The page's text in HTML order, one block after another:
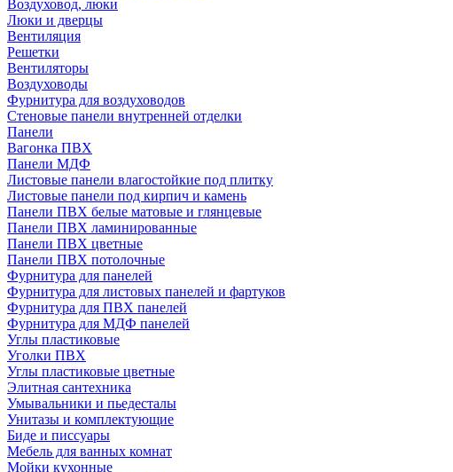
Воздуховод, люки
Люки и дверцы
Вентиляция
Решетки
Вентиляторы
Воздуховоды
Фурнитура для воздуховодов
Стеновые панели внутренней отделки
Панели
Вагонка ПВХ
Панели МДФ
Листовые панели влагостойкие под плитку
Листовые панели под кирпич и камень
Панели ПВХ белые матовые и глянцевые
Панели ПВХ ламинированные
Панели ПВХ цветные
Панели ПВХ потолочные
Фурнитура для панелей
Фурнитура для листовых панелей и фартуков
Фурнитура для ПВХ панелей
Фурнитура для МДФ панелей
Углы пластиковые
Уголки ПВХ
Углы пластиковые цветные
Элитная сантехника
Умывальники и пьедесталы
Унитазы и комплектующие
Биде и писсуары
Мебель для ванных комнат
Мойки кухонные